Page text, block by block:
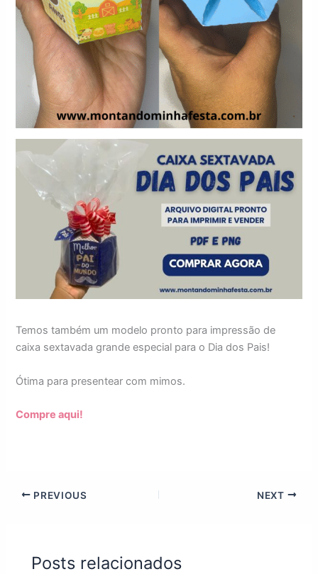
Temos também um modelo pronto para impressão de
caixa sextavada grande especial para o Dia dos Pais!
Ótima para presentear com mimos.
Compre aqui!
PREVIOUS NEXT
Posts relacionados